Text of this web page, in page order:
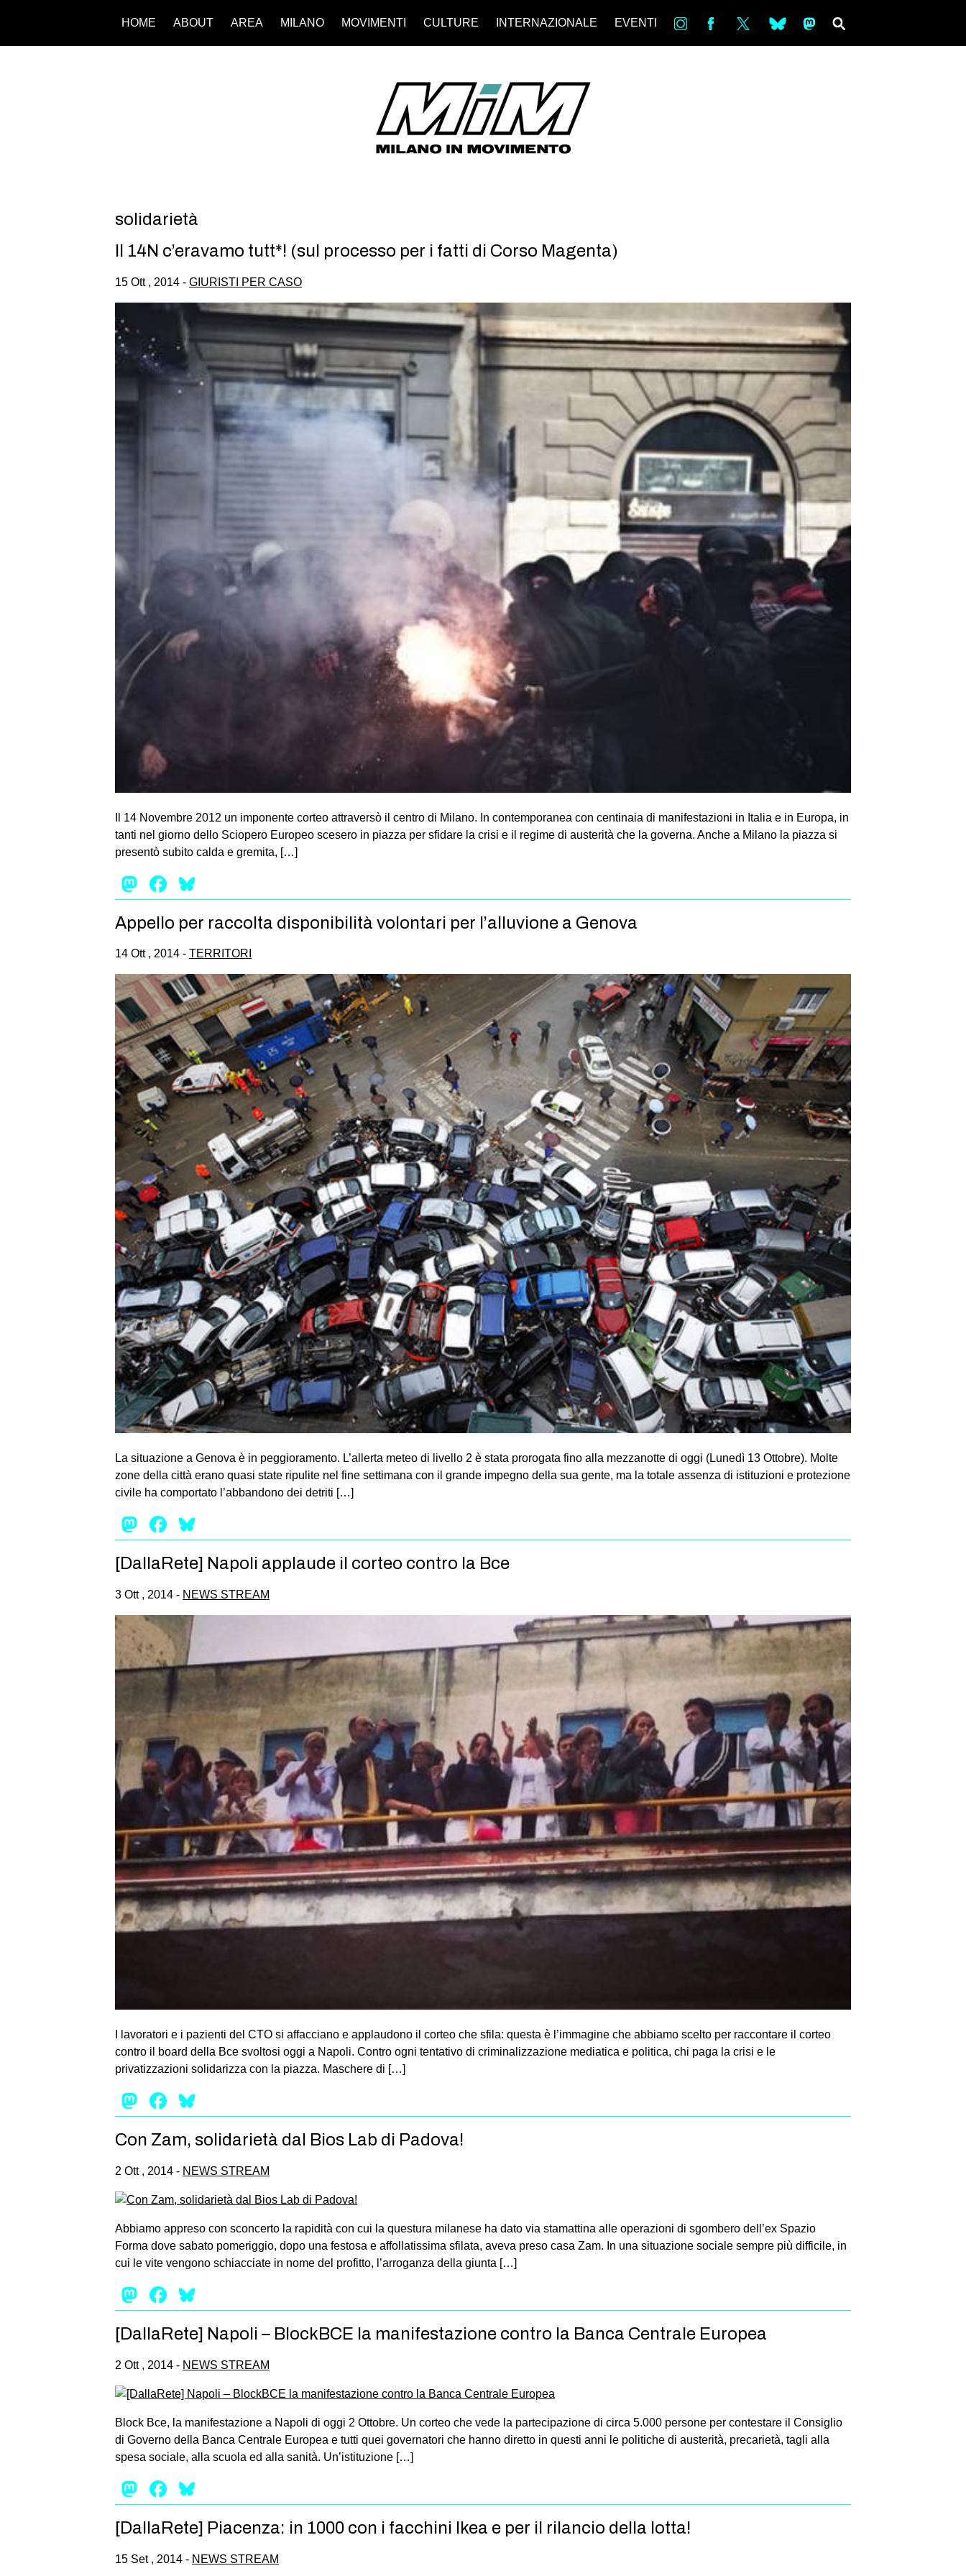
HOME ABOUT AREA MILANO MOVIMENTI CULTURE INTERNAZIONALE EVENTI in bsky ms
solidarietà
Il 14N c’eravamo tutt*! (sul processo per i fatti di Corso Magenta)
15 Ott , 2014 - GIURISTI PER CASO
Il 14 Novembre 2012 un imponente corteo attraversò il centro di Milano. In contemporanea con centinaia di manifestazioni in Italia e in Europa, in
tanti nel giorno dello Sciopero Europeo scesero in piazza per sfidare la crisi e il regime di austerità che la governa. Anche a Milano la piazza si
presentò subito calda e gremita, […]
Mastodon
Facebook
Appello per raccolta disponibilità volontari per l’alluvione a Genova
14 Ott , 2014 - TERRITORI
La situazione a Genova è in peggioramento. L’allerta meteo di livello 2 è stata prorogata fino alla mezzanotte di oggi (Lunedì 13 Ottobre). Molte
zone della città erano quasi state ripulite nel fine settimana con il grande impegno della sua gente, ma la totale assenza di istituzioni e protezione
civile ha comportato l’abbandono dei detriti […]
Mastodon
Facebook
[DallaRete] Napoli applaude il corteo contro la Bce
3 Ott , 2014 - NEWS STREAM
I lavoratori e i pazienti del CTO si affacciano e applaudono il corteo che sfila: questa è l’immagine che abbiamo scelto per raccontare il corteo
contro il board della Bce svoltosi oggi a Napoli. Contro ogni tentativo di criminalizzazione mediatica e politica, chi paga la crisi e le
privatizzazioni solidarizza con la piazza. Maschere di […]
Mastodon
Facebook
Con Zam, solidarietà dal Bios Lab di Padova!
2 Ott , 2014 - NEWS STREAM
Abbiamo appreso con sconcerto la rapidità con cui la questura milanese ha dato via stamattina alle operazioni di sgombero dell’ex Spazio
Forma dove sabato pomeriggio, dopo una festosa e affollatissima sfilata, aveva preso casa Zam. In una situazione sociale sempre più difficile, in
cui le vite vengono schiacciate in nome del profitto, l’arroganza della giunta […]
Mastodon
Facebook
[DallaRete] Napoli – BlockBCE la manifestazione contro la Banca Centrale Europea
2 Ott , 2014 - NEWS STREAM
Block Bce, la manifestazione a Napoli di oggi 2 Ottobre. Un corteo che vede la partecipazione di circa 5.000 persone per contestare il Consiglio
di Governo della Banca Centrale Europea e tutti quei governatori che hanno diretto in questi anni le politiche di austerità, precarietà, tagli alla
spesa sociale, alla scuola ed alla sanità. Un’istituzione […]
Mastodon
Facebook
[DallaRete] Piacenza: in 1000 con i facchini Ikea e per il rilancio della lotta!
15 Set , 2014 - NEWS STREAM